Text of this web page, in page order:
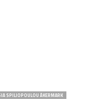
SPILIOPOULOU ÅKERMARK